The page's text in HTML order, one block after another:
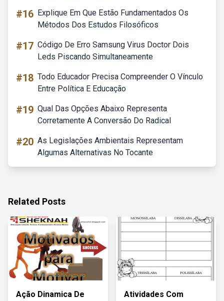
#16 Explique Em Que Estão Fundamentados Os
Métodos Dos Estudos Filosóficos
#17 Código De Erro Samsung Virus Doctor Dois
Leds Piscando Simultaneamente
#18 Todo Educador Precisa Compreender O Vínculo
Entre Política E Educação
#19 Qual Das Opções Abaixo Representa
Corretamente A Conversão Do Radical
#20 As Legislações Ambientais Representam
Algumas Alternativas No Tocante
Related Posts
Ação Dinamica De
Atividades Com